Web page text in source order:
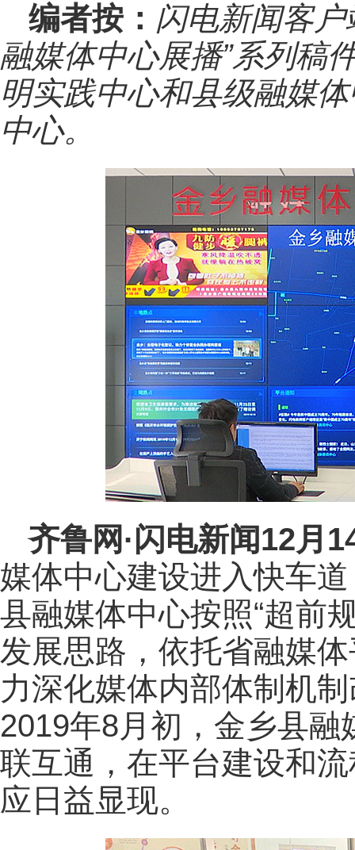
编者按： 闪电新闻客户
融媒体中心展播”系列稿
明实践中心和县级融媒
中心。
齐鲁网 ·闪电新闻12月
媒体中心建设进入快车
县融媒体中心按照“超前
发展思路，依托省融媒
力深化媒体内部体制机
2019年8月初，金乡县
联互通，在平台建设和
应日益显现。